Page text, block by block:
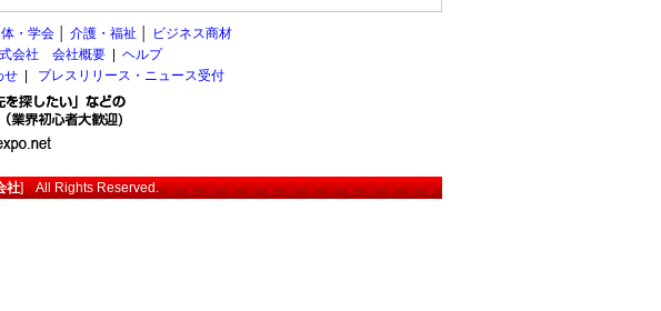
体・学会 介護・福祉
ビジネス商材
会社 会社概要
ヘルプ
せ プレスリリース・ニュース受付
社] All Rights Reserved.